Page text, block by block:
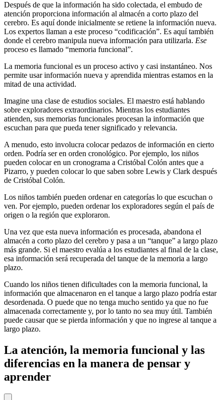
Después de que la información ha sido colectada, el embudo de
atención proporciona información al almacén a corto plazo del
cerebro. Es aquí donde inicialmente se retiene la información nueva.
Los expertos llaman a este proceso “codificación”. Es aquí también
donde el cerebro manipula nueva información para utilizarla. Ese
proceso es llamado “memoria funcional”.
La memoria funcional es un proceso activo y casi instantáneo. Nos
permite usar información nueva y aprendida mientras estamos en la
mitad de una actividad.
Imagine una clase de estudios sociales. El maestro está hablando
sobre exploradores extraordinarios. Mientras los estudiantes
atienden, sus memorias funcionales procesan la información que
escuchan para que pueda tener significado y relevancia.
A menudo, esto involucra colocar pedazos de información en cierto
orden. Podría ser en orden cronológico. Por ejemplo, los niños
pueden colocar en un cronograma a Cristóbal Colón antes que a
Pizarro, y pueden colocar lo que saben sobre Lewis y Clark después
de Cristóbal Colón.
Los niños también pueden ordenar en categorías lo que escuchan o
ven. Por ejemplo, pueden ordenar los exploradores según el país de
origen o la región que exploraron.
Una vez que esta nueva información es procesada, abandona el
almacén a corto plazo del cerebro y pasa a un “tanque” a largo plazo
más grande. Si el maestro evalúa a los estudiantes al final de la clase,
esa información será recuperada del tanque de la memoria a largo
plazo.
Cuando los niños tienen dificultades con la memoria funcional, la
información que almacenaron en el tanque a largo plazo podría estar
desordenada. O puede que no tenga mucho sentido ya que no fue
almacenada correctamente y, por lo tanto no sea muy útil. También
puede causar que se pierda información y que no ingrese al tanque a
largo plazo.
La atención, la memoria funcional y las
diferencias en la manera de pensar y
aprender